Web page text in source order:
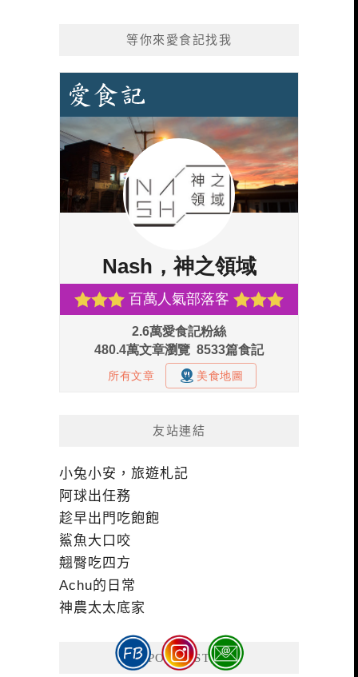
等你來愛食記找我
友站連結
小兔小安，旅遊札記
阿球出任務
趁早出門吃飽飽
鯊魚大口咬
翹臀吃四方
Achu的日常
神農太太底家
我的PODCAST頻道